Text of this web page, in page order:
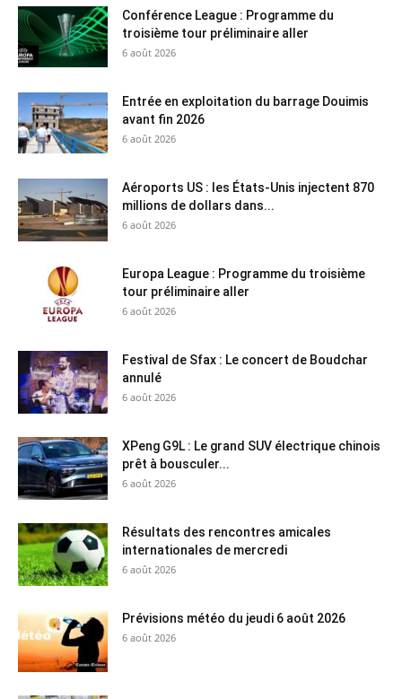
Conférence League : Programme du
troisième tour préliminaire aller
6 août 2026
Entrée en exploitation du barrage Douimis
avant fin 2026
6 août 2026
Aéroports US : les États-Unis injectent 870
millions de dollars dans...
6 août 2026
Europa League : Programme du troisième
tour préliminaire aller
6 août 2026
Festival de Sfax : Le concert de Boudchar
annulé
6 août 2026
XPeng G9L : Le grand SUV électrique chinois
prêt à bousculer...
6 août 2026
Résultats des rencontres amicales
internationales de mercredi
6 août 2026
Prévisions météo du jeudi 6 août 2026
6 août 2026